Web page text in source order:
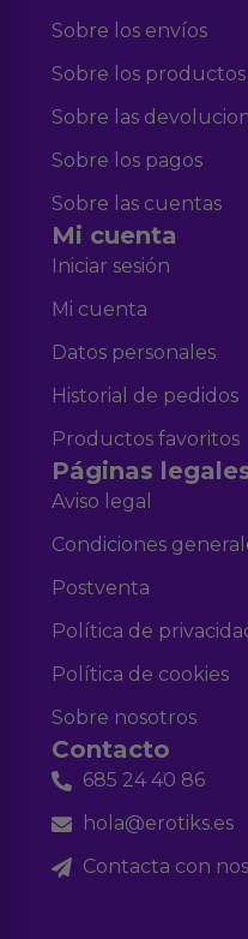
Sobre los envíos
Sobre los productos
Sobre las
Sobre los pagos
Sobre las cuentas
Mi cuenta
Iniciar sesión
Mi cuenta
Datos personales
Historial de pedidos
Productos favoritos
Páginas
Aviso legal
Condiciones
Postventa
Política de
Política de cookies
Sobre nosotros
Contacto
685 24 40 86
hola@erotiks.es
Contacta con